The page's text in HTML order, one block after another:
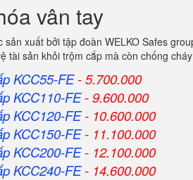
vân tay
xuất bởi tập đoàn WELKO Safes
tài sản khỏi trộm cắp mà còn chống
KCC55-FE- 5.700.000
KCC110-FE- 9.600.000
KCC120-FE- 10.600.000
KCC150-FE- 11.100.000
KCC200-FE- 12.100.000
KCC240-FE- 14.600.000